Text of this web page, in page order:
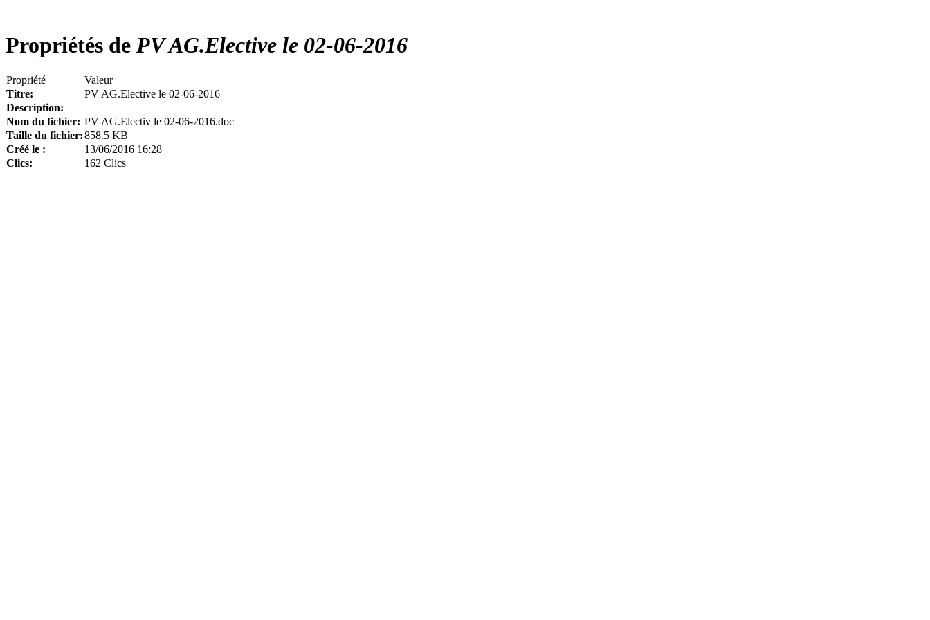
Propriétés de PV AG.Elective le 02-06-2016
Propriété
Valeur
Titre:
PV AG.Elective le 02-06-2016
Description:
Nom du fichier: PV AG.Electiv le 02-06-2016.doc
Taille du fichier:858.5 KB
Créé le :
13/06/2016 16:28
Clics:
162 Clics